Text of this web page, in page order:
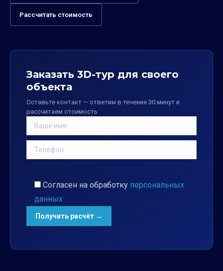
Рассчитать стоимость
Заказать 3D-тур для своего
объекта
Оставьте контакт — ответим в течение 30 минут и
рассчитаем стоимость
Согласен на обработку персональных
данных